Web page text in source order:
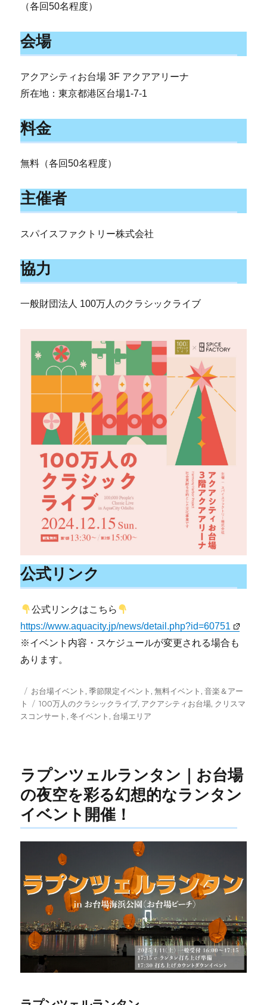
（各回50名程度）
会場
アクアシティお台場 3F アクアアリーナ
所在地：東京都港区台場1-7-1
料金
無料（各回50名程度）
主催者
スパイスファクトリー株式会社
協力
一般財団法人 100万人のクラシックライブ
公式リンク
公式リンクはこちら
https://www.aquacity.jp/news/detail.php?id=60751
※イベント内容・スケジュールが変更される場合も
あります。
投
稿
日:
カ
テ
ゴ
お台場イベント ,季節限定イベント ,無料イベント ,音楽＆アー
ト
タ
グ
100万人のクラシックライブ, アクアシティお台場, クリスマ
スコンサート ,冬イベント , 台場エリア
ラプンツェルランタン｜お台場
の夜空を彩る幻想的なランタン
イベント開催！